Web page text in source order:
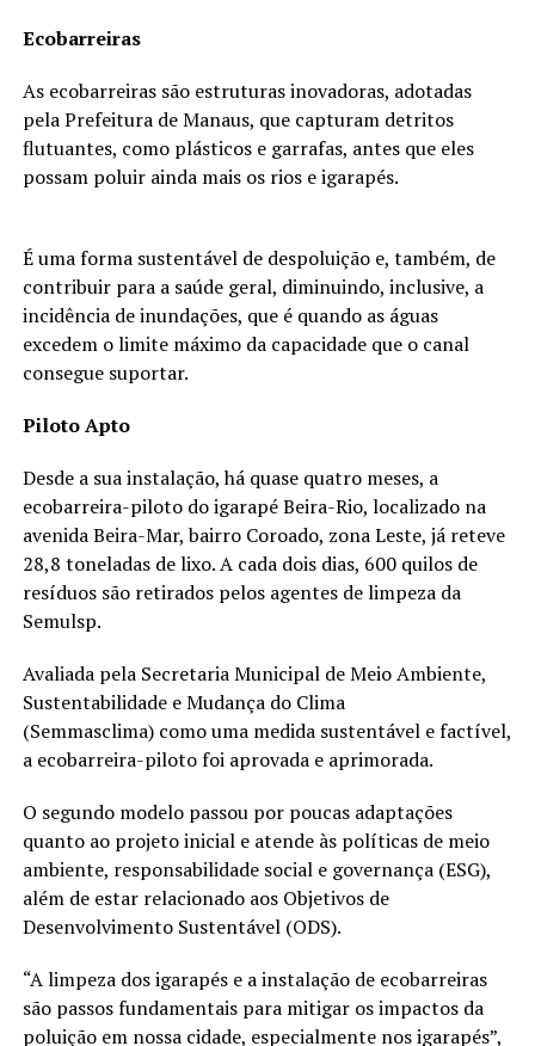
Ecobarreiras
As ecobarreiras são estruturas inovadoras, adotadas
pela Prefeitura de Manaus, que capturam detritos
flutuantes, como plásticos e garrafas, antes que eles
possam poluir ainda mais os rios e igarapés.
É uma forma sustentável de despoluição e, também, de
contribuir para a saúde geral, diminuindo, inclusive, a
incidência de inundações, que é quando as águas
excedem o limite máximo da capacidade que o canal
consegue suportar.
Piloto Apto
Desde a sua instalação, há quase quatro meses, a
ecobarreira-piloto do igarapé Beira-Rio, localizado na
avenida Beira-Mar, bairro Coroado, zona Leste, já reteve
28,8 toneladas de lixo. A cada dois dias, 600 quilos de
resíduos são retirados pelos agentes de limpeza da
Semulsp.
Avaliada pela Secretaria Municipal de Meio Ambiente,
Sustentabilidade e Mudança do Clima
(Semmasclima) como uma medida sustentável e factível,
a ecobarreira-piloto foi aprovada e aprimorada.
O segundo modelo passou por poucas adaptações
quanto ao projeto inicial e atende às políticas de meio
ambiente, responsabilidade social e governança (ESG),
além de estar relacionado aos Objetivos de
Desenvolvimento Sustentável (ODS).
“A limpeza dos igarapés e a instalação de ecobarreiras
são passos fundamentais para mitigar os impactos da
poluição em nossa cidade, especialmente nos igarapés”,